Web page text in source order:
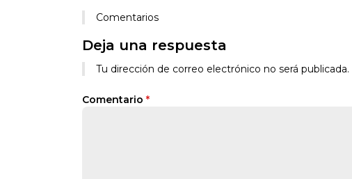
Comentarios
Deja una respuesta
Tu dirección de correo electrónico no será publicada.
Comentario *